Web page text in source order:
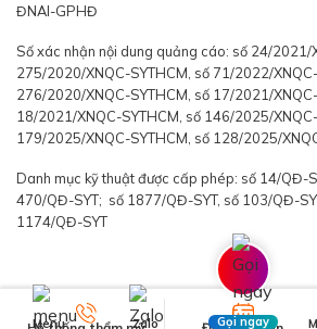
ĐNAI-GPHĐ
Số xác nhận nội dung quảng cáo: số 24/2021/
275/2020/XNQC-SYTHCM, số 71/2022/
276/2020/XNQC-SYTHCM, số 17/2021/
18/2021/XNQC-SYTHCM, số 146/2025/
179/2025/XNQC-SYTHCM, số 128/2025/
Danh mục kỹ thuật được cấp phép: số 14/QĐ-
470/QĐ-SYT; số 1877/QĐ-SYT, số 103/QĐ-
1174/QĐ-SYT
Menu Zalo Gọi ngay